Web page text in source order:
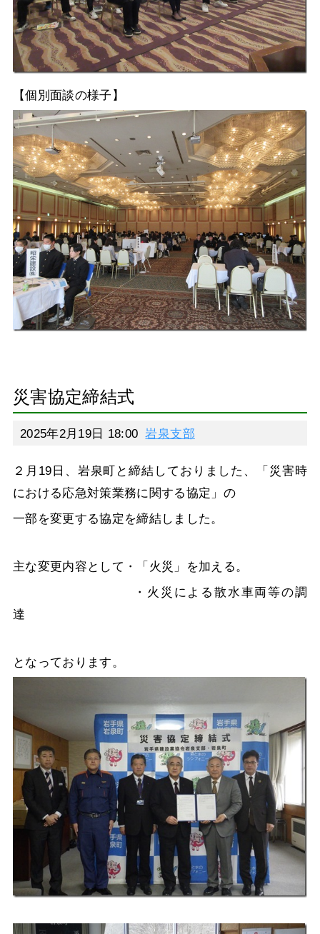
【個別面談の様子】
災害協定締結式
2025年2月19日 18:00 岩泉支部
２月19日、岩泉町と締結しておりました、「災害時
における応急対策業務に関する協定」の
一部を変更する協定を締結しました。
主な変更内容として・「火災」を加える。
・火災による散水車両等の調
達
となっております。